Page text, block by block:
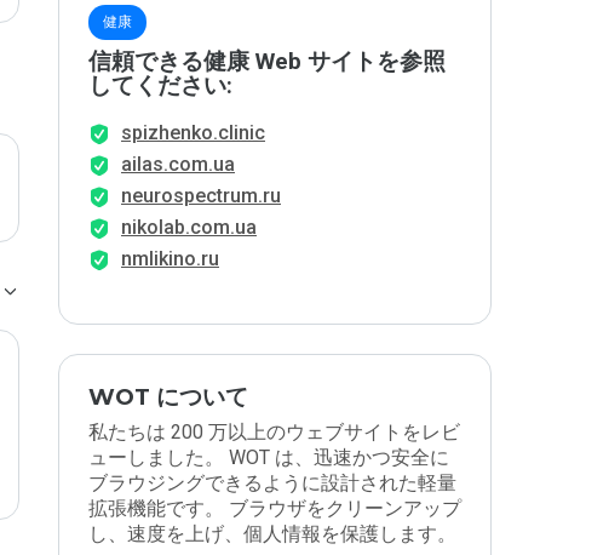
健康
信頼できる健康 Web サイトを参照
してください:
spizhenko.clinic
ailas.com.ua
neurospectrum.ru
nikolab.com.ua
nmlikino.ru
WOT について
私たちは 200 万以上のウェブサイトをレビ
ューしました。 WOT は、迅速かつ安全に
ブラウジングできるように設計された軽量
拡張機能です。 ブラウザをクリーンアップ
し、速度を上げ、個人情報を保護します。